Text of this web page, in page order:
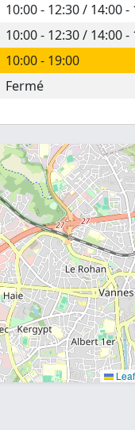
10:00 - 12:30 / 14:00 -
10:00 - 12:30 / 14:00 -
10:00 - 19:00
Fermé